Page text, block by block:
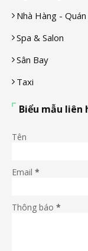
Nhà Hàng - Quán
Spa & Salon
Sân Bay
Taxi
Biểu mẫu liên
Tên
Email *
Thông báo *